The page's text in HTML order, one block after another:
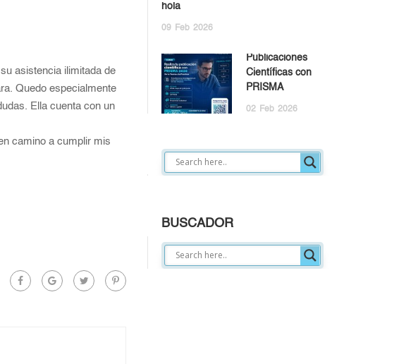
asistencia ilimitada de
Quedo especialmente
Ella cuenta con un
camino a cumplir mis
hola
09 Feb 2026
Publicaciones
Científicas con
PRISMA
02 Feb 2026
BUSCADOR